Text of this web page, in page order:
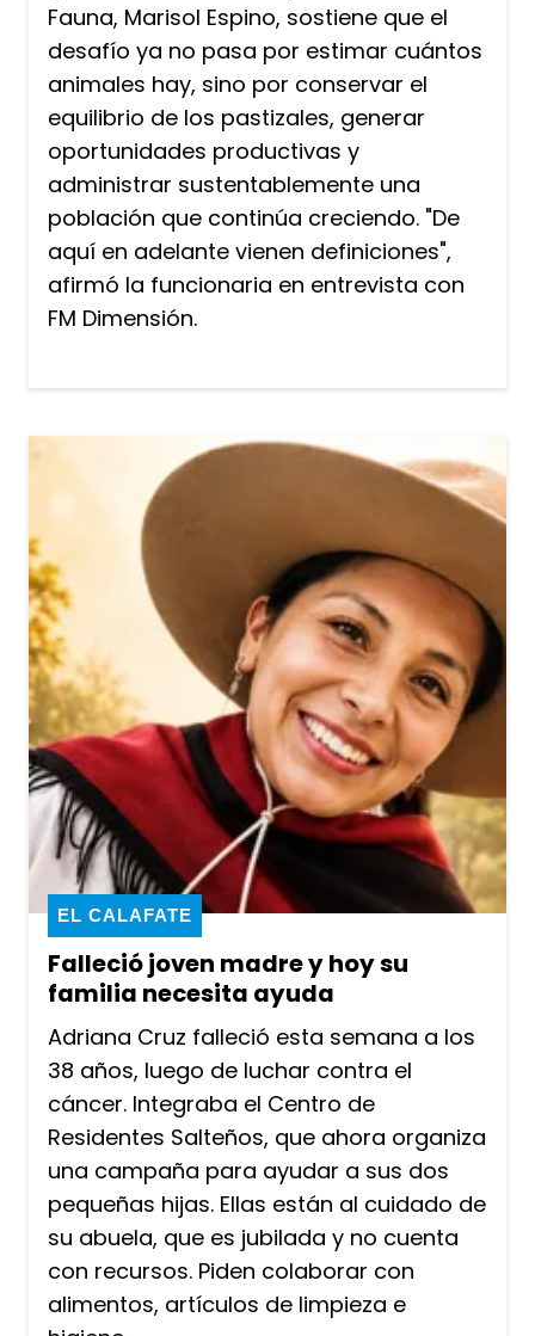
Fauna, Marisol Espino, sostiene que el
desafío ya no pasa por estimar cuántos
animales hay, sino por conservar el
equilibrio de los pastizales, generar
oportunidades productivas y
administrar sustentablemente una
población que continúa creciendo. "De
aquí en adelante vienen definiciones",
afirmó la funcionaria en entrevista con
FM Dimensión.
Falleció joven madre y hoy su
familia necesita ayuda
EL CALAFATE
Adriana Cruz falleció esta semana a los
38 años, luego de luchar contra el
cáncer. Integraba el Centro de
Residentes Salteños, que ahora organiza
una campaña para ayudar a sus dos
pequeñas hijas. Ellas están al cuidado de
su abuela, que es jubilada y no cuenta
con recursos. Piden colaborar con
alimentos, artículos de limpieza e